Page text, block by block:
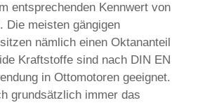
entsprechenden Kennwert von
Die meisten gängigen
nämlich einen Oktananteil
Kraftstoffe sind nach DIN EN
in Ottomotoren geeignet.
grundsätzlich immer das